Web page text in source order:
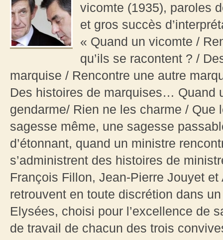
vicomte (1935), paroles
et gros succès
« Quand un vicomte /
qu’ils se racontent ? /
marquise / Rencontre une autre
Des histoires de marquises… Quand
gendarme/ Rien ne les charme /
sagesse même, une sagesse
d’étonnant, quand un ministre
s’administrent des histoires de
François Fillon, Jean-Pierre Jouyet
retrouvent en toute discrétion dans
Elysées, choisi pour l’excellence de
de travail de chacun des trois